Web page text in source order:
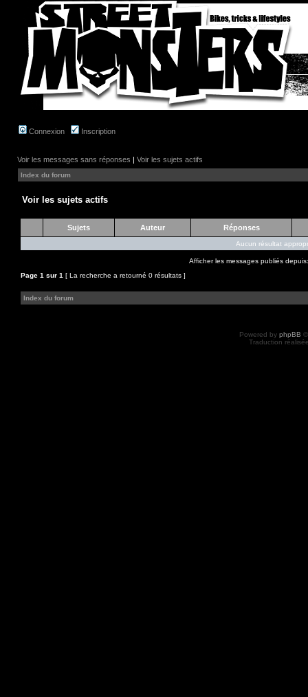
Connexion Inscription
Voir les messages sans réponses | Voir les sujets actifs
Index du forum
Voir les sujets actifs
Sujets Auteur Réponses
Aucun résultat
Afficher les messages publiés depuis:
Page 1 sur 1 [ La recherche a retourné 0 résultats ]
Index du forum
Powered by phpBB
Traduction